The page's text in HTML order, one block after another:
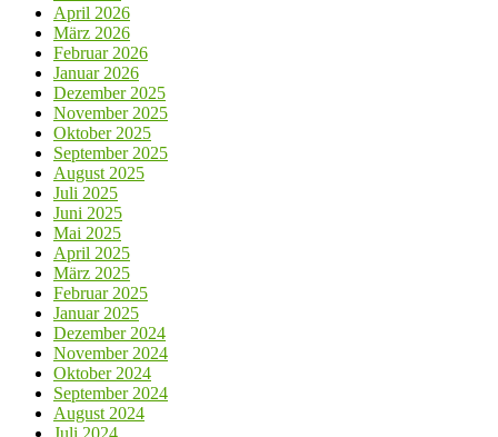
April 2026
März 2026
Februar 2026
Januar 2026
Dezember 2025
November 2025
Oktober 2025
September 2025
August 2025
Juli 2025
Juni 2025
Mai 2025
April 2025
März 2025
Februar 2025
Januar 2025
Dezember 2024
November 2024
Oktober 2024
September 2024
August 2024
Juli 2024